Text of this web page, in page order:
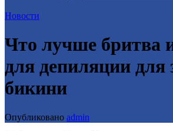
Новости
Что лучше бритва
для депиляции для
бикини
Опубликовано admin